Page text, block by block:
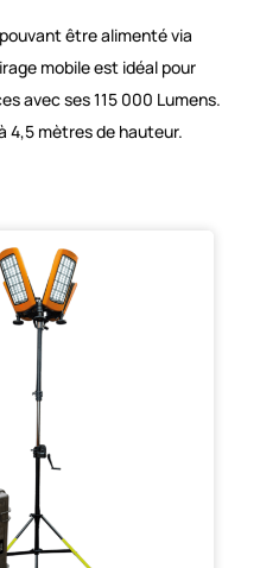
être alimenté via
mobile est idéal pour
avec ses 115 000 Lumens.
4,5 mètres de hauteur.